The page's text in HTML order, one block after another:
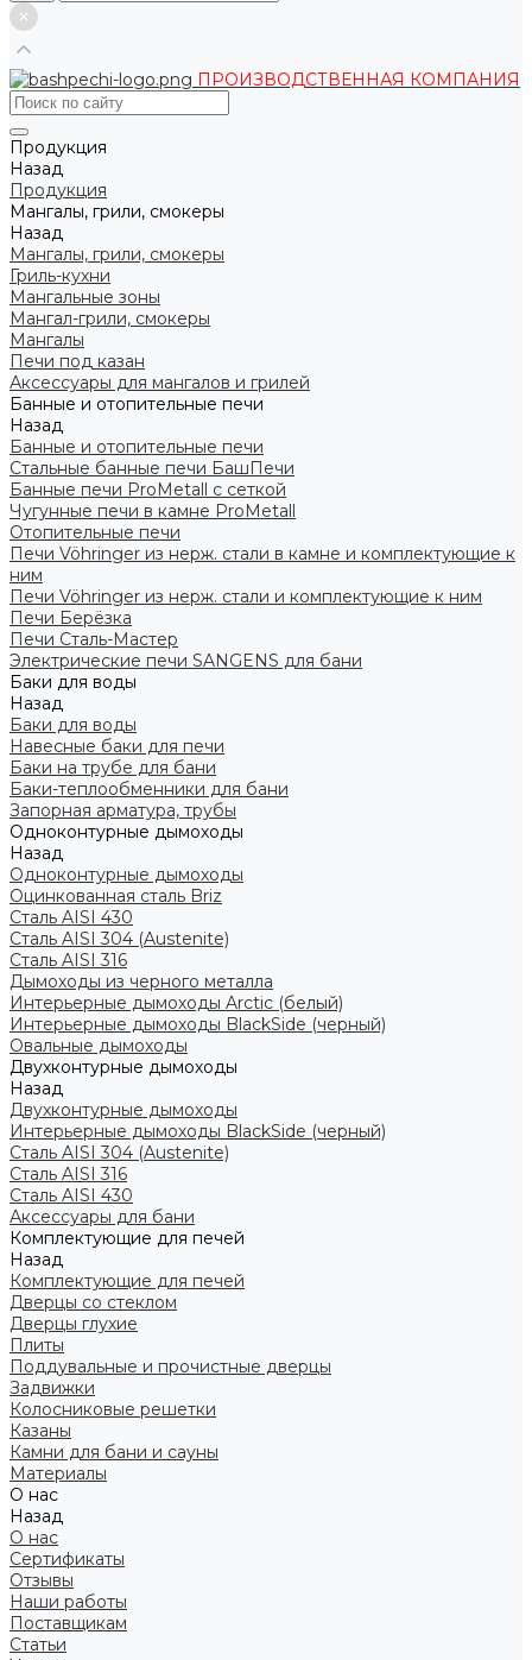
ПРОИЗВОДСТВЕННАЯ КОМПАНИЯ
Продукция
Назад
Продукция
Мангалы, грили, смокеры
Назад
Мангалы, грили, смокеры
Гриль-кухни
Мангальные зоны
Мангал-грили, смокеры
Мангалы
Печи под казан
Аксессуары для мангалов и грилей
Банные и отопительные печи
Назад
Банные и отопительные печи
Стальные банные печи БашПечи
Банные печи ProMetall с сеткой
Чугунные печи в камне ProMetall
Отопительные печи
Печи Vöhringer из нерж. стали в камне и комплектующие к
ним
Печи Vöhringer из нерж. стали и комплектующие к ним
Печи Берёзка
Печи Сталь-Мастер
Электрические печи SANGENS для бани
Баки для воды
Назад
Баки для воды
Навесные баки для печи
Баки на трубе для бани
Баки-теплообменники для бани
Запорная арматура, трубы
Одноконтурные дымоходы
Назад
Одноконтурные дымоходы
Оцинкованная сталь Briz
Сталь AISI 430
Сталь AISI 304 (Austenite)
Сталь AISI 316
Дымоходы из черного металла
Интерьерные дымоходы Arctic (белый)
Интерьерные дымоходы BlackSide (черный)
Овальные дымоходы
Двухконтурные дымоходы
Назад
Двухконтурные дымоходы
Интерьерные дымоходы BlackSide (черный)
Сталь AISI 304 (Austenite)
Сталь AISI 316
Сталь AISI 430
Аксессуары для бани
Комплектующие для печей
Назад
Комплектующие для печей
Дверцы со стеклом
Дверцы глухие
Плиты
Поддувальные и прочистные дверцы
Задвижки
Колосниковые решетки
Казаны
Камни для бани и сауны
Материалы
О нас
Назад
О нас
Сертификаты
Отзывы
Наши работы
Поставщикам
Статьи